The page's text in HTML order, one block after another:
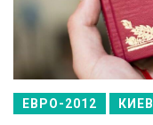
ЕВРО-2012 КИЕВ